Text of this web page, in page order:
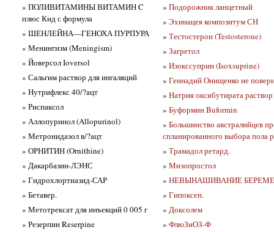
» ПОЛИВИТАМИНЫ ВИТАМИН C
плюс Кид с формула
» ШЕНЛЕЙНА—ГЕНОХА ПУРПУРА
» Менингизм (Meningism)
» Йоверсол Ioversol
» Сальгим раствор для ингаляций
» Нутрифлекс 40/?ацт
» Риспаксол
» Аллопуринол (Allopurinol)
» Метронидазол в/?ацт
» ОРНИТИН (Ornithine)
» Дакарбазин-ЛЭНС
» Гидрохлортиазид-САР
» Бетавер.
» Метотрексат для инъекций 0 005 г
» Резерпин Reserpine
» Подорожник ланцетный
» Эхинацея композитум СН
» Тестостерон (Testosterone)
» Загретол
» Изокссуприн (Isoxsuprine)
» Геннадий Онищенко не
» Натрия оксибутирата
» Буформин Buformin
» Большинство австралийцев
спланированного выбора пола
» Трамадол ретард.
» Мизопростол
» НЕВЫНАШИВАНИЕ
» Гипоксен.
» Доксолем
» ФлюЗиОЗ-Ф